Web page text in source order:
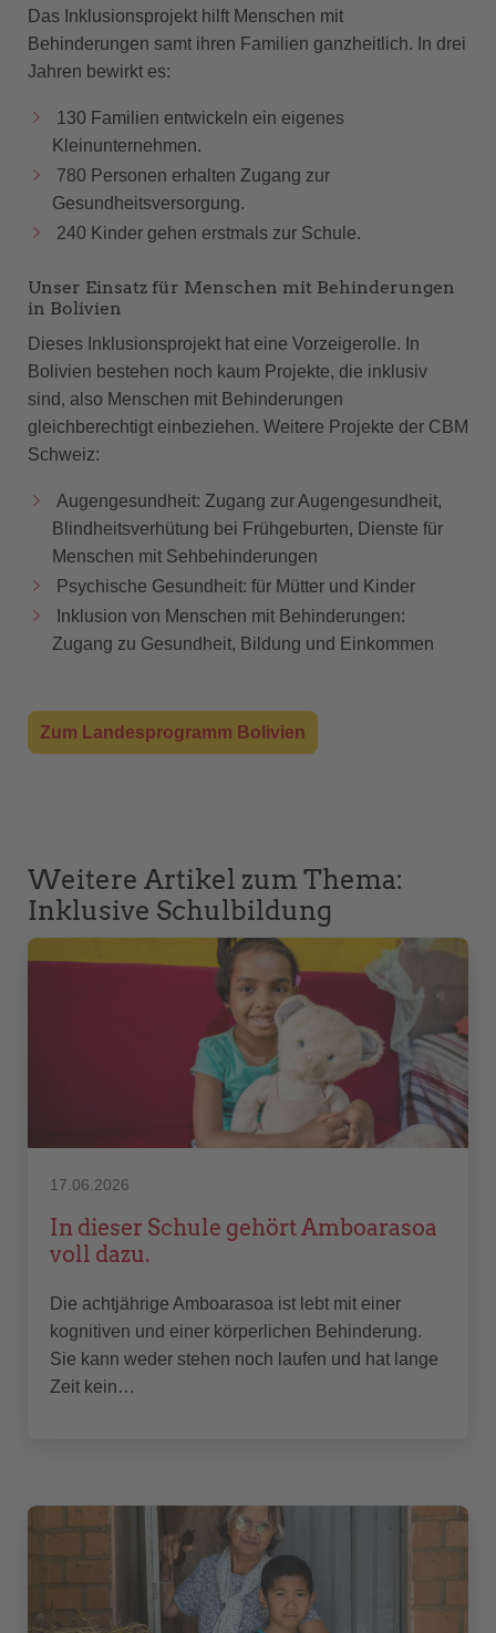
Das Inklusionsprojekt hilft Menschen mit
Behinderungen samt ihren Familien ganzheitlich. In drei
Jahren bewirkt es:
130 Familien entwickeln ein eigenes
Kleinunternehmen.
780 Personen erhalten Zugang zur
Gesundheitsversorgung.
240 Kinder gehen erstmals zur Schule.
Unser Einsatz für Menschen mit Behinderungen
in Bolivien
Dieses Inklusionsprojekt hat eine Vorzeigerolle. In
Bolivien bestehen noch kaum Projekte, die inklusiv
sind, also Menschen mit Behinderungen
gleichberechtigt einbeziehen. Weitere Projekte der CBM
Schweiz:
Augengesundheit: Zugang zur Augengesundheit,
Blindheitsverhütung bei Frühgeburten, Dienste für
Menschen mit Sehbehinderungen
Psychische Gesundheit: für Mütter und Kinder
Inklusion von Menschen mit Behinderungen:
Zugang zu Gesundheit, Bildung und Einkommen
Zum Landesprogramm Bolivien
Weitere Artikel zum Thema:
Inklusive Schulbildung
17.06.2026
In dieser Schule gehört Amboarasoa
voll dazu.
Die achtjährige Amboarasoa ist lebt mit einer
kognitiven und einer körperlichen Behinderung.
Sie kann weder stehen noch laufen und hat lange
Zeit kein…